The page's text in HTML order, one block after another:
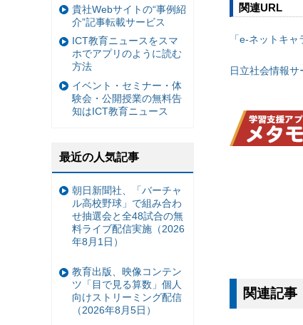
関連URL
「e-ネットキャ
日立社会情報サ
関連記事
貴社Webサイトの“事例紹
介”記事転載サービス
ICT教育ニュースをスマ
ホでアプリのように読む
方法
イベント・セミナー・体
験会・公開授業の無料告
知はICT教育ニュース
最近の人気記事
朝日新聞社、「バーチャ
ル高校野球」で組み合わ
せ抽選会と全48試合の無
料ライブ配信実施（2026
年8月1日）
教育出版、映像コンテン
ツ「目で見る算数」個人
向けストリーミング配信
（2026年8月5日）